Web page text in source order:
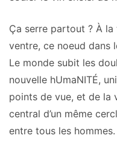
Ça serre partout ? À
ventre, ce noeud dans
Le monde subit les
nouvelle hUmaNITÉ,
points de vue, et de la
central d’un même
entre tous les